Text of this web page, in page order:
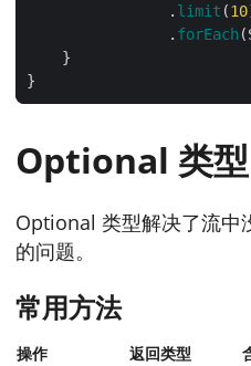
                .
limit (10
                .
forEach
Optional 类型
Optional 类型解决了流中
的问题。
常用方法
操作 返回类型